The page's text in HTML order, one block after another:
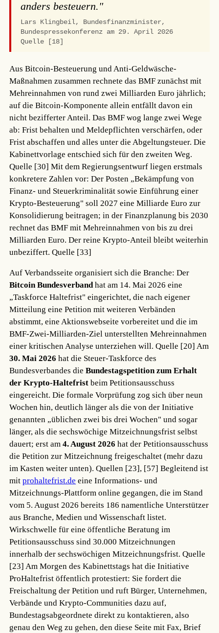
anders besteuern."
Lars Klingbeil, Bundesfinanzminister,
Bundespressekonferenz am 29. April 2026
Quelle [18]
Aus Bitcoin-Besteuerung und Anti-Geldwäsche-
Maßnahmen zusammen rechnete das BMF zunächst mit
Mehreinnahmen von rund zwei Milliarden Euro jährlich;
auf die Bitcoin-Komponente allein entfällt davon ein
nicht bezifferter Anteil. Das BMF wog lange zwei Wege
ab: Frist behalten und Meldepflichten verschärfen, oder
Frist abschaffen und alles unter die Abgeltungsteuer. Die
Kabinettvorlage entschied sich für den zweiten Weg.
Quelle [30] Mit dem Regierungsentwurf liegen erstmals
konkretere Zahlen vor: Der Posten „Bekämpfung von
Finanz- und Steuerkriminalität sowie Einführung einer
Krypto-Besteuerung" soll 2027 eine Milliarde Euro zur
Konsolidierung beitragen; in der Finanzplanung bis 2030
rechnet das BMF mit Mehreinnahmen von bis zu drei
Milliarden Euro. Der reine Krypto-Anteil bleibt weiterhin
unbeziffert.Quelle [33]
Auf Verbandsseite organisiert sich die Branche: Der
Bitcoin Bundesverbandhat am 14. Mai 2026 eine
„Taskforce Haltefrist" eingerichtet, die nach eigener
Mitteilung eine Petition mit weiteren Verbänden
abstimmt, eine Aktionswebseite vorbereitet und die im
BMF-Zwei-Milliarden-Ziel unterstellten Mehreinnahmen
einer kritischen Analyse unterziehen will.Quelle [20] Am
30. Mai 2026 hat die Steuer-Taskforce des
Bundesverbandes dieBundestagspetition zum Erhalt
der Krypto-Haltefrist beim Petitionsausschuss
eingereicht. Die formale Vorprüfung zog sich über neun
Wochen hin, deutlich länger als die von der Initiative
genannten „üblichen zwei bis drei Wochen" und sogar
länger, als die sechswöchige Mitzeichnungsfrist selbst
dauert; erst am4. August 2026 hat der Petitionsausschuss
die Petition zur Mitzeichnung freigeschaltet (mehr dazu
im Kasten weiter unten).Quellen [23], [57] Begleitend ist
mitprohaltefrist.de eine Informations- und
Mitzeichnungs-Plattform online gegangen, die im Stand
vom 5. August 2026 bereits 186 namentliche Unterstützer
aus Branche, Medien und Wissenschaft listet.
Wirkschwelle für eine öffentliche Beratung im
Petitionsausschuss sind 30.000 Mitzeichnungen
innerhalb der sechswöchigen Mitzeichnungsfrist.Quelle
[23] Am Morgen des Kabinettstags hat die Initiative
ProHaltefrist öffentlich protestiert: Sie fordert die
Freischaltung der Petition und ruft Bürger, Unternehmen,
Verbände und Krypto-Communities dazu auf,
Bundestagsabgeordnete direkt zu kontaktieren, also
genau den Weg zu gehen, den diese Seite mit Fax, Brief